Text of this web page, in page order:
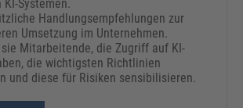
KI-Systemen.
Handlungsempfehlungen zur
Umsetzung im Unternehmen.
Mitarbeitende, die Zugriff auf KI-
die wichtigsten Richtlinien
und diese für Risiken sensibilisieren.